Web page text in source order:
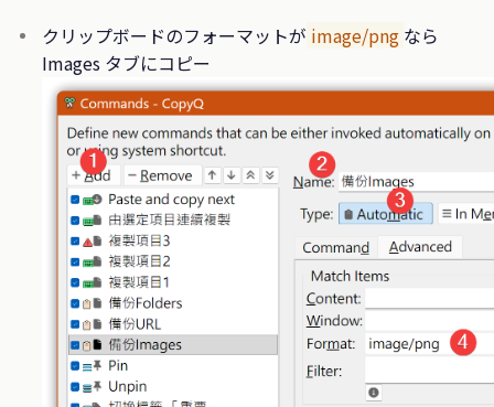
クリップボードのフォーマットが image/png なら
Images タブにコピー